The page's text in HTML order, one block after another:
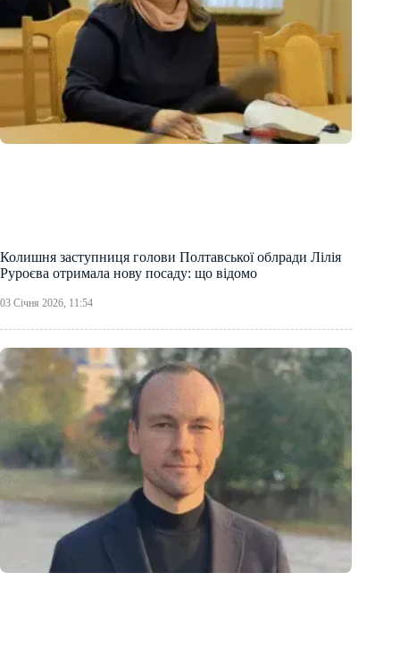
Колишня заступниця голови Полтавської облради Лілія
Руроєва отримала нову посаду: що відомо
03 Січня 2026, 11:54